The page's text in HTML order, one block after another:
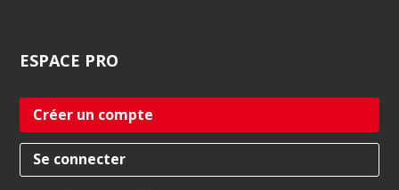
ESPACE PRO
Créer un compte
Se connecter